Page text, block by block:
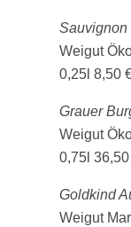
Sauvignon
Weigut
0,25l 8,50
Grauer
Weigut
0,75l
Goldkind
Weigut